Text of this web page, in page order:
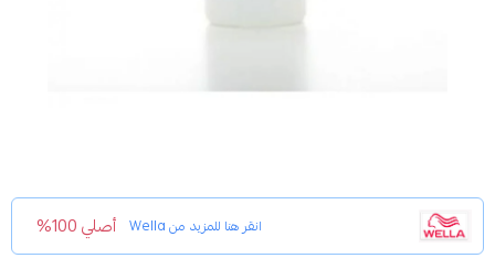
انقر هنا للمزيد منWella أصلي 100%